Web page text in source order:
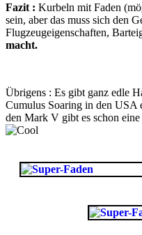
Fazit : Kurbeln mit Faden
sein, aber das muss sich den
Flugzeugeigenschaften,
macht.
Übrigens : Es gibt ganz edle
Cumulus Soaring in den USA
den Mark V gibt es schon